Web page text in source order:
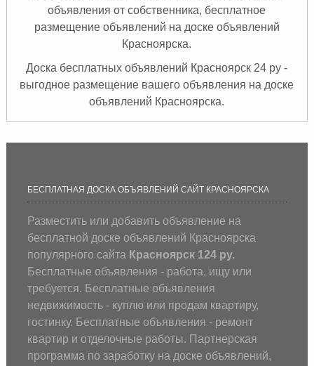
объявления от собственника, бесплатное
размещение объявлений на доске объявлений
Красноярска.
Доска бесплатных объявлений Красноярск 24 ру -
выгодное размещение вашего объявления на доске
объявлений Красноярска.
БЕСПЛАТНАЯ ДОСКА ОБЪЯВЛЕНИЙ САЙТ КРАСНОЯРСКА
Разместить или добавить объявление на
бесплатной доске объявлений Красноярска
популярного сайта Красноярск 124 ру.
Бесплатные объявления - работа, ищу или
требуется. Бесплатные объявления
недвижимость - куплю или продам квартиру,
гостинку. Бесплатные объявления - ремонт
квартир и отделочные работы. Партнерская
программа по заработку на доске объявлений,